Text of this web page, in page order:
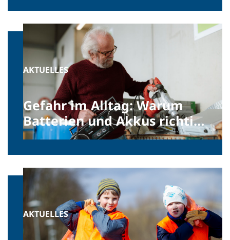
AKTUELLES
Gefahr im Alltag: Warum
Batterien und Akkus richtig
entsorgt werden müssen
AKTUELLES